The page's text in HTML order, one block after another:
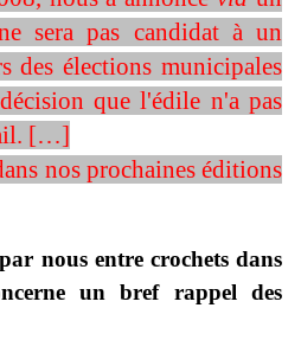
sera pas candidat à un
des élections municipales
que l'édile n'a pas
[…]
nos prochaines éditions
nous entre crochets dans
un bref rappel des